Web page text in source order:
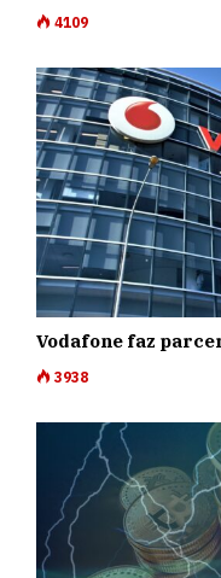
4109
Vodafone faz
3938